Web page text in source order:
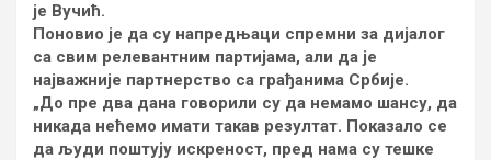
је Вучић.
Поновио је да су напредњаци спремни за дијалог
са свим релевантним партијама, али да је
најважније партнерство са грађанима Србије.
„До пре два дана говорили су да немамо шансу, да
никада нећемо имати такав резултат. Показало се
да људи поштују искреност, пред нама су тешке